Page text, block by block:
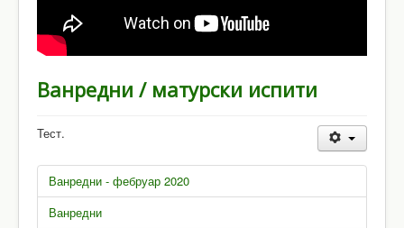
Ванредни / матурски испити
Тест.
Ванредни - фебруар 2020
Ванредни